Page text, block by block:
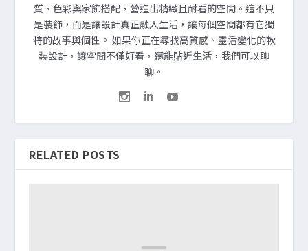
質、色彩與家飾搭配，營造出精緻且耐看的空間。這不只
是裝飾，而是讓設計真正融入生活，讓每個空間都有它獨
特的故事與個性。 如果你正在尋找高質感、靈活變化的軟
裝設計，讓空間不僅好看，還能貼近生活，我們可以聊
聊。
RELATED POSTS